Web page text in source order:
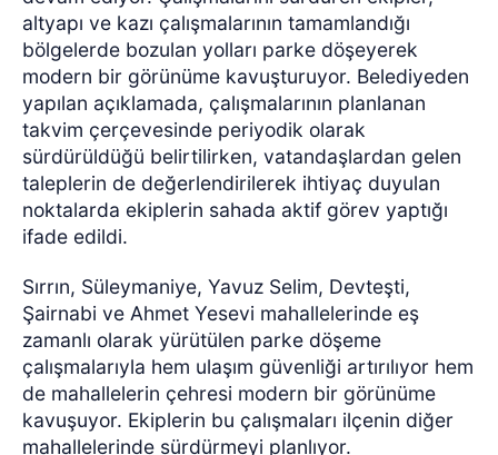
altyapı ve kazı çalışmalarının tamamlandığı
bölgelerde bozulan yolları parke döşeyerek
modern bir görünüme kavuşturuyor. Belediyeden
yapılan açıklamada, çalışmalarının planlanan
takvim çerçevesinde periyodik olarak
sürdürüldüğü belirtilirken, vatandaşlardan gelen
taleplerin de değerlendirilerek ihtiyaç duyulan
noktalarda ekiplerin sahada aktif görev yaptığı
ifade edildi.
Sırrın, Süleymaniye, Yavuz Selim, Devteşti,
Şairnabi ve Ahmet Yesevi mahallelerinde eş
zamanlı olarak yürütülen parke döşeme
çalışmalarıyla hem ulaşım güvenliği artırılıyor hem
de mahallelerin çehresi modern bir görünüme
kavuşuyor. Ekiplerin bu çalışmaları ilçenin diğer
mahallelerinde sürdürmeyi planlıyor.